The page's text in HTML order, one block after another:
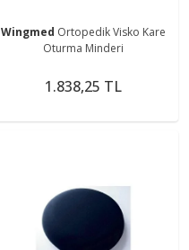
Wingmed Ortopedik Visko Kare
Oturma Minderi
1.838,25 TL